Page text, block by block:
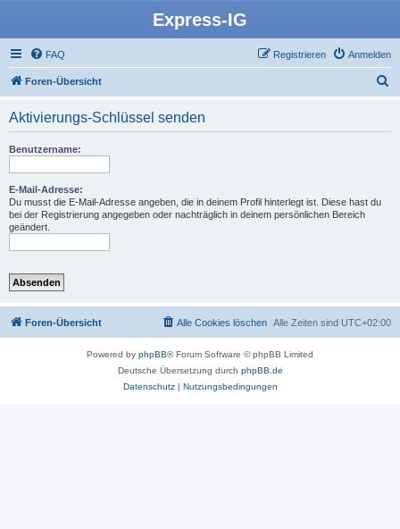
Express-IG
FAQ Anmelden
Registrieren
Foren-Übersicht
Aktivierungs-Schlüssel senden
Benutzername:
E-Mail-Adresse:
Du musst die E-Mail-Adresse angeben, die in deinem Profil hinterlegt ist. Diese hast du
bei der Registrierung angegeben oder nachträglich in deinem persönlichen Bereich
geändert.
Foren-Übersicht Alle Zeiten sind UTC+02:00
Alle Cookies löschen
Powered by phpBB® Forum Software © phpBB Limited
Deutsche Übersetzung durch phpBB.de
Datenschutz| Nutzungsbedingungen